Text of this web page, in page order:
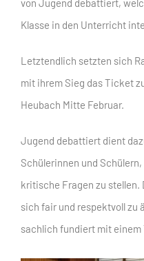
von Jugend debattiert,
Klasse in den Unterricht
Letztendlich setzten sich
mit ihrem Sieg das Ticket
Heubach Mitte Februar.
Jugend debattiert dient
Schülerinnen und
kritische Fragen zu stellen.
sich fair und respektvoll zu
sachlich fundiert mit